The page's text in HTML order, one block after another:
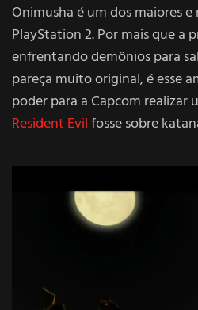
Onimusha é um dos maiores
PlayStation 2. Por mais que a
enfrentando demônios para
pareça muito original, é esse
poder para a Capcom realizar
Resident Evilfosse sobre